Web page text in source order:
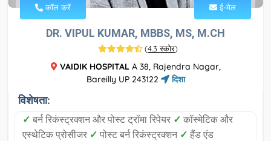
कॉल करें ई-मेल
DR. VIPUL KUMAR, MBBS, MS, M.CH
(4.3 स्कोर)
VAIDIK HOSPITAL A 38, Rajendra Nagar,
Bareilly UP 243122
दिशा
विशेषता:
✓ बर्न रिकंस्ट्रक्शन और पोस्ट ट्रॉमा रिपेयर ✓ कॉस्मेटिक और
एस्थेटिक प्रोसीजर ✓ पोस्ट बर्न रिकंस्ट्रक्शन ✓ हैंड एंड